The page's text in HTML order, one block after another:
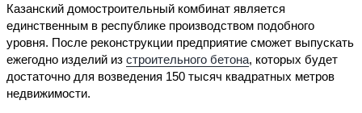
Казанский домостроительный комбинат является
единственным в республике производством подобного
уровня. После реконструкции предприятие сможет выпускать
ежегодно изделий из строительного бетона, которых будет
достаточно для возведения 150 тысяч квадратных метров
недвижимости.